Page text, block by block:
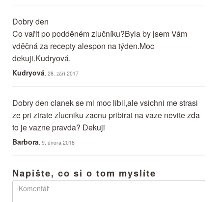
Dobry den
Co vařit po podděném zlučníku?Byla by jsem Vám
vděčná za recepty alespon na týden.Moc
dekuji.Kudryová.
Kudryová, 28. září 2017
Dobry den clanek se mi moc libil,ale vsichni me strasi
ze pri ztrate zlucniku zacnu pribirat na vaze nevite zda
to je vazne pravda? Dekuji
Barbora, 9. února 2018
Napište, co si o tom myslíte